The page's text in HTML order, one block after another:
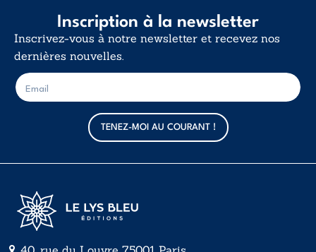
Inscription à la newsletter
Inscrivez-vous à notre newsletter et recevez nos
dernières nouvelles.
m
a
i
l
E
-
m
TENEZ-MOI AU COURANT !